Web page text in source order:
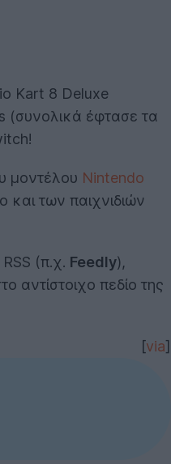
Kart 8 Deluxe
(συνολικά έφτασε τα
μοντέλου Nintendo
και των παιχνιδιών
RSS (π.χ. Feedly),
αντίστοιχο πεδίο της
[via]